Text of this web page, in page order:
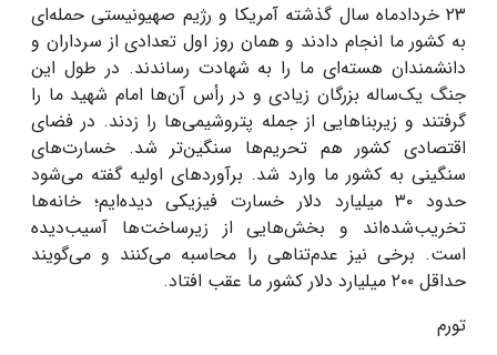
۲۳ خردادماه سال گذشته آمریکا و رژیم صهیونیستی حمله‌ای
به کشور ما انجام دادند و همان روز اول تعدادی از سرداران و
دانشمندان هسته‌ای ما را به شهادت رساندند. در طول این
جنگ یک‌ساله بزرگان زیادی و در رأس آن‌ها امام شهید ما را
گرفتند و زیربناهایی از جمله پتروشیمی‌ها را زدند. در فضای
اقتصادی کشور هم تحریم‌ها سنگین‌تر شد. خسارت‌های
سنگینی به کشور ما وارد شد. برآوردهای اولیه گفته می‌شود
حدود ۳۰میلیارد دلار خسارت فیزیکی دیده‌ایم؛ خانه‌ها
تخریب‌شده‌اند و بخش‌هایی از زیرساخت‌ها آسیب‌دیده
است. برخی نیز عدم‌تناهی را محاسبه می‌کنند و می‌گویند
حداقل ۲۰۰ میلیارد دلار کشور ما عقب افتاد.
تورم